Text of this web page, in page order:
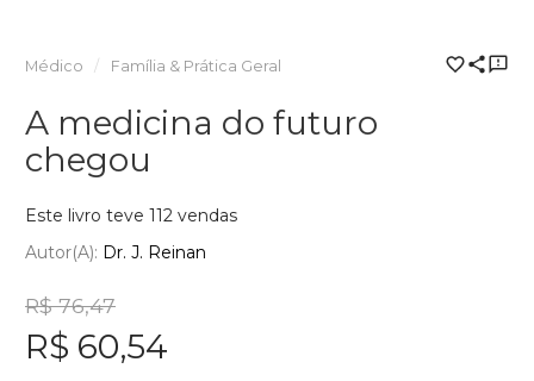
Médico Família & Prática Geral
A medicina do futuro
chegou
Este livro teve 112 vendas
Autor(a): Dr. J. Reinan
R$ 76,47
R$ 60,54